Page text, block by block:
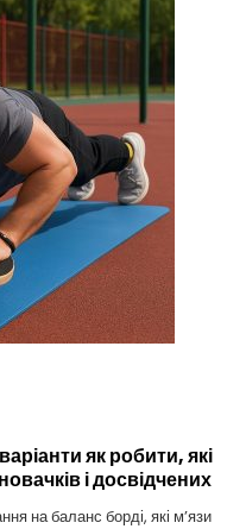
як робити, які
і досвідчених
на баланс борді, які м’язи